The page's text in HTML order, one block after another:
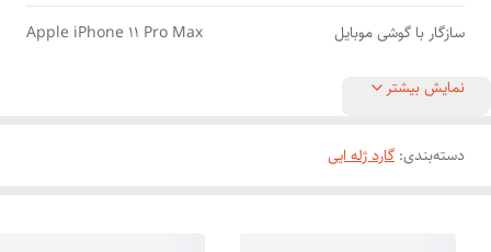
سازگار با گوشی موبایل Apple iPhone 11 Pro Max
نمایش بیشتر
دسته‌بندی: گارد ژله ایی